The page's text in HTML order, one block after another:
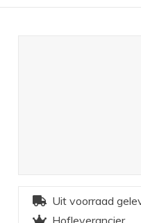
Uit voorraad
Hofleverancier